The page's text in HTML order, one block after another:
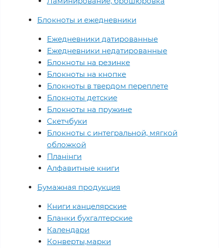
Блокноты и ежедневники
Ежедневники датированные
Ежедневники недатированные
Блокноты на резинке
Блокноты на кнопке
Блокноты в твердом переплете
Блокноты детские
Блокноты на пружине
Скетчбуки
Блокноты с интегральной, мягкой
обложкой
Планінги
Алфавитные книги
Бумажная продукция
Книги канцелярские
Бланки бухгалтерские
Календари
Конверты,марки